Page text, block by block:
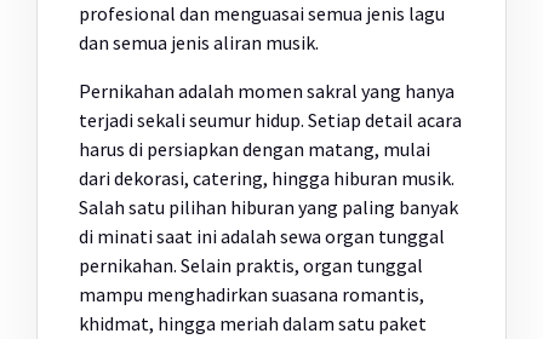
profesional dan menguasai semua jenis lagu
dan semua jenis aliran musik.
Pernikahan adalah momen sakral yang hanya
terjadi sekali seumur hidup. Setiap detail acara
harus di persiapkan dengan matang, mulai
dari dekorasi, catering, hingga hiburan musik.
Salah satu pilihan hiburan yang paling banyak
di minati saat ini adalah sewa organ tunggal
pernikahan. Selain praktis, organ tunggal
mampu menghadirkan suasana romantis,
khidmat, hingga meriah dalam satu paket